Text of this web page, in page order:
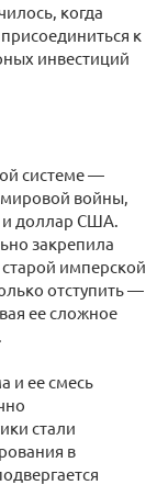
когда
к
инвестиций
системе —
войны,
доллар США.
закрепила
имперской
отступить —
ее сложное
и ее смесь
стали
в